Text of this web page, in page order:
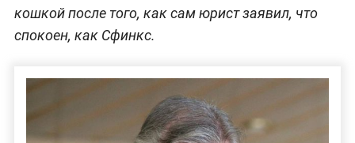
кошкой после того, как сам юрист заявил, что
спокоен, как Сфинкс.